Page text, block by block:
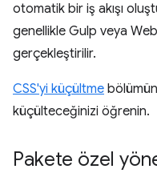
otomatik bir iş akışı
genellikle Gulp veya
gerçekleştirilir.
CSS'yi küçültme
küçülteceğinizi öğrenin.
Pakete özel